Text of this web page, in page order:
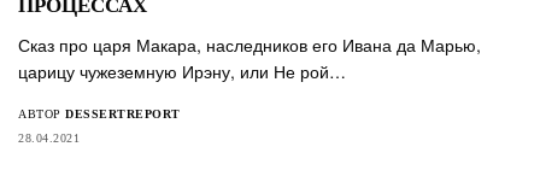
ПРОЦЕССАХ
Сказ про царя Макара, наследников его Ивана да Марью,
царицу чужеземную Ирэну, или Не рой…
АВТОР DESSERTREPORT
28.04.2021